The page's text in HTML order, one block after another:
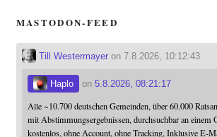
MASTODON-FEED
Till Westermayeron 7.8.2026, 10:12:43
Haplo on 5.8.2026, 08:21:17
Alle ~10.700 deutschen Gemeinden, über 60.000
mit Abstimmungsergebnissen, durchsuchbar an einem
kostenlos, ohne Account, ohne Tracking, Inklusive E-